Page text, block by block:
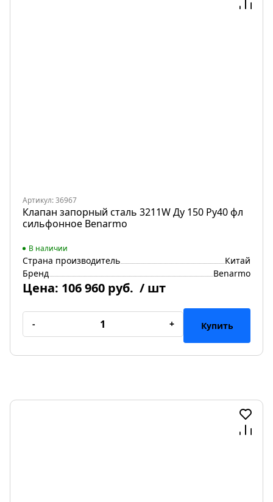
Артикул: 36967
Клапан запорный сталь 3211W Ду 150 Ру40 фл
сильфонное Benarmo
В наличии
Страна производитель
Китай
Бренд
Benarmo
Цена: 106 960 руб. / шт
- + Купить